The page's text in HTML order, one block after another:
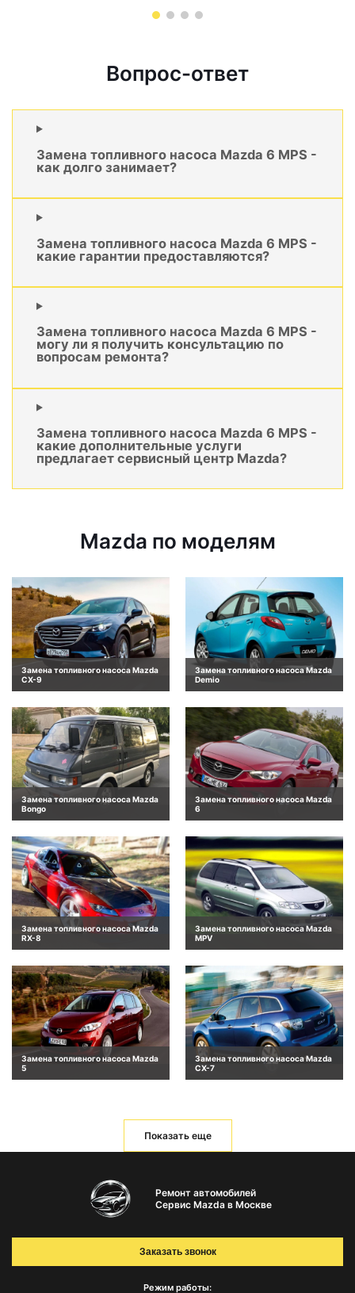
Вопрос-ответ
Замена топливного насоса Mazda 6 MPS -
как долго занимает?
Замена топливного насоса Mazda 6 MPS -
какие гарантии предоставляются?
Замена топливного насоса Mazda 6 MPS -
могу ли я получить консультацию по
вопросам ремонта?
Замена топливного насоса Mazda 6 MPS -
какие дополнительные услуги
предлагает сервисный центр Mazda?
Mazda по моделям
Замена топливного насоса Mazda
CX-9
Замена топливного насоса Mazda
Demio
Замена топливного насоса Mazda
Bongo
Замена топливного насоса Mazda
6
Замена топливного насоса Mazda
RX-8
Замена топливного насоса Mazda
MPV
Замена топливного насоса Mazda
5
Замена топливного насоса Mazda
CX-7
Показать еще
Ремонт автомобилей
Сервис Mazda в Москве
Режим работы:
Заказать звонок